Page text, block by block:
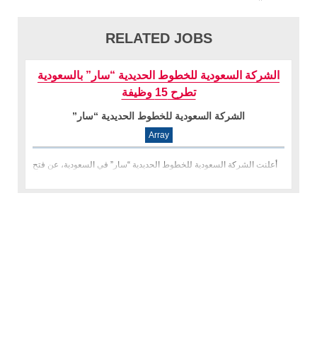
RELATED JOBS
الشركة السعودية للخطوط الحديدية “سار” بالسعودية
تطرح 15 وظيفة
الشركة السعودية للخطوط الحديدية “سار”
Array
أعلنت الشركة السعودية للخطوط الحديدية “سار” في السعودية، عن فتح